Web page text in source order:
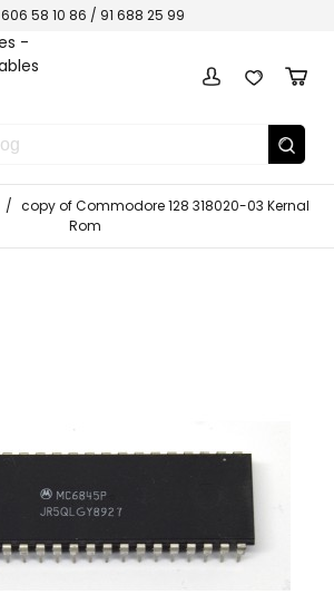
606 58 10 86 / 91 688 25 99
/ copy of Commodore 128 318020-03 Kernal
Rom